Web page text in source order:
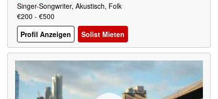
Singer-Songwriter, Akustisch, Folk
€200 - €500
Profil Anzeigen
Solist Mieten